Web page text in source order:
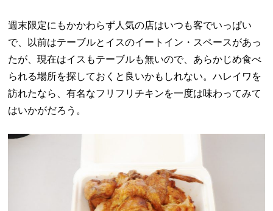
週末限定にもかかわらず人気の店はいつも客でいっぱい
で、以前はテーブルとイスのイートイン・スペースがあっ
たが、現在はイスもテーブルも無いので、あらかじめ食べ
られる場所を探しておくと良いかもしれない。ハレイワを
訪れたなら、有名なフリフリチキンを一度は味わってみて
はいかがだろう。